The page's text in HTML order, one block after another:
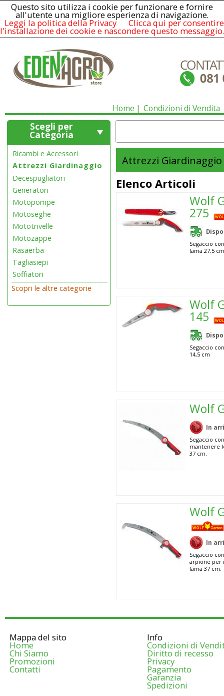
Questo sito utilizza i cookie per funzionare e fornire
all'utente una migliore esperienza di navigazione.
Leggi la politica della Privacy Clicca qui per consentire
l'installazione dei cookie e nascondere questo messaggio.
Home Condizioni di Vendita
Scegli per
Categoria
Ricambi e Accessori
Attrezzi Giardinaggio
Decespugliatori
Generatori
Motopompe
Motoseghe
Mototrivelle
Motozappe
Rasaerba
Tagliasiepi
Soffiatori
Scopri le altre categorie
Attrezzi Giardinaggio
Elenco Articoli
Wolf
275
Segaccio
lama 27,5 cm
Wolf
145
Segaccio
14,5 cm
Wolf
In
Segaccio
mantenere
37 cm.
Wolf
In
Segaccio
arpione per
lama 37 cm.
Mappa del sito
Home
Chi Siamo
Promozioni
Contatti
Info
Condizioni di
Diritto di recesso
Privacy
Pagamento
Garanzia
Spedizioni